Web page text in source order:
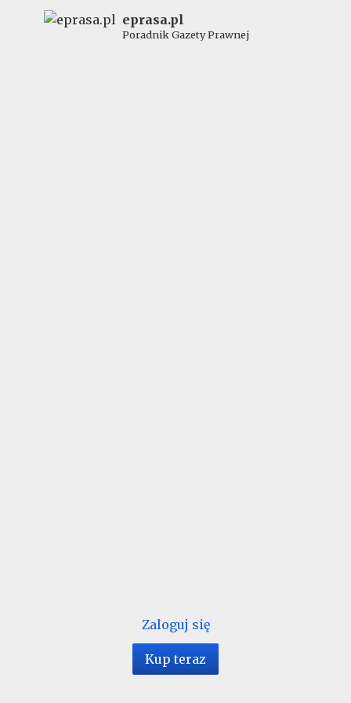
eprasa.pl
Poradnik Gazety Prawnej
Zaloguj się
Kup teraz